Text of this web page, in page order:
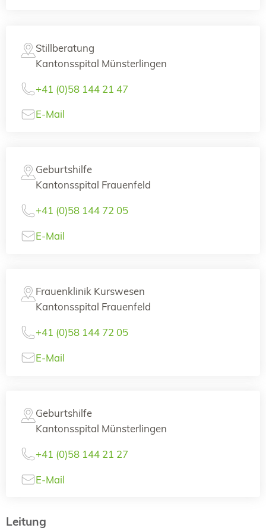
Stillberatung
Kantonsspital Münsterlingen
+41 (0)58 144 21 47
E-Mail
Geburtshilfe
Kantonsspital Frauenfeld
+41 (0)58 144 72 05
E-Mail
Frauenklinik Kurswesen
Kantonsspital Frauenfeld
+41 (0)58 144 72 05
E-Mail
Geburtshilfe
Kantonsspital Münsterlingen
+41 (0)58 144 21 27
E-Mail
Leitung